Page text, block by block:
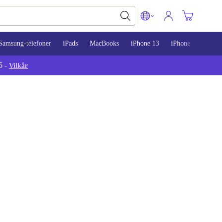
telefoner iPads MacBooks iPhone 13 iPhone 14
- Vilkår